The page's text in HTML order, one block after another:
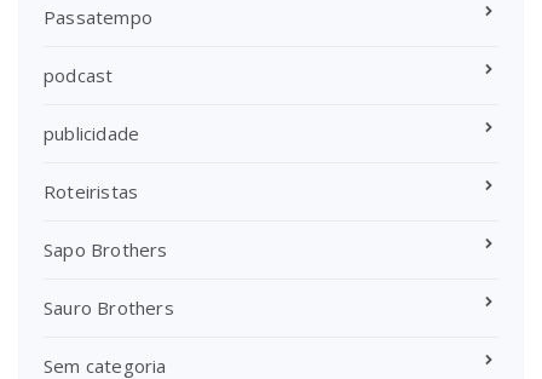
Passatempo
podcast
publicidade
Roteiristas
Sapo Brothers
Sauro Brothers
Sem categoria